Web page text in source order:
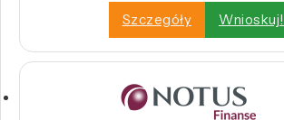
Szczegóły
Wnioskuj!